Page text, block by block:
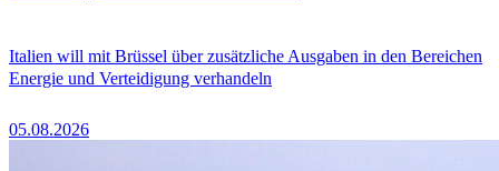
Italien will mit Brüssel über zusätzliche Ausgaben in den Bereichen
Energie und Verteidigung verhandeln
05.08.2026